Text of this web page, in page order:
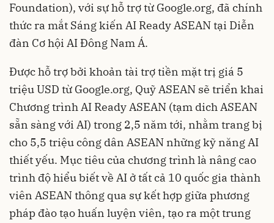
Foundation), với sự hỗ trợ từ Google.org, đã chính
thức ra mắt Sáng kiến ​​AI Ready ASEAN tại Diễn
đàn Cơ hội AI Đông Nam Á.
Được hỗ trợ bởi khoản tài trợ tiền mặt trị giá 5
triệu USD từ Google.org, Quỹ ASEAN sẽ triển khai
Chương trình AI Ready ASEAN (tạm dich ASEAN
sẵn sàng với AI) trong 2,5 năm tới, nhằm trang bị
cho 5,5 triệu công dân ASEAN những kỹ năng AI
thiết yếu. Mục tiêu của chương trình là nâng cao
trình độ hiểu biết về AI ở tất cả 10 quốc gia thành
viên ASEAN thông qua sự kết hợp giữa phương
pháp đào tạo huấn luyện viên, tạo ra một trung